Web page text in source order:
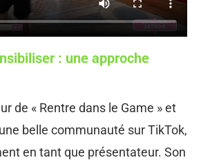
: une approche
de « Rentre dans le Game » et
belle communauté sur TikTok,
en tant que présentateur. Son